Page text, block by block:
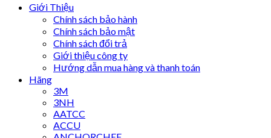
Giới Thiệu
Chính sách bảo hành
Chính sách bảo mật
Chính sách đổi trả
Giới thiệu công ty
Hướng dẫn mua hàng và thanh toán
Hãng
3M
3NH
AATCC
ACCU